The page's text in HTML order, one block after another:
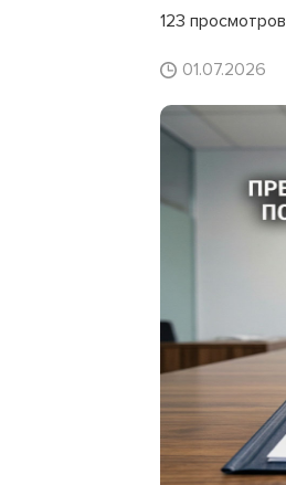
123 просмотров
01.07.2026